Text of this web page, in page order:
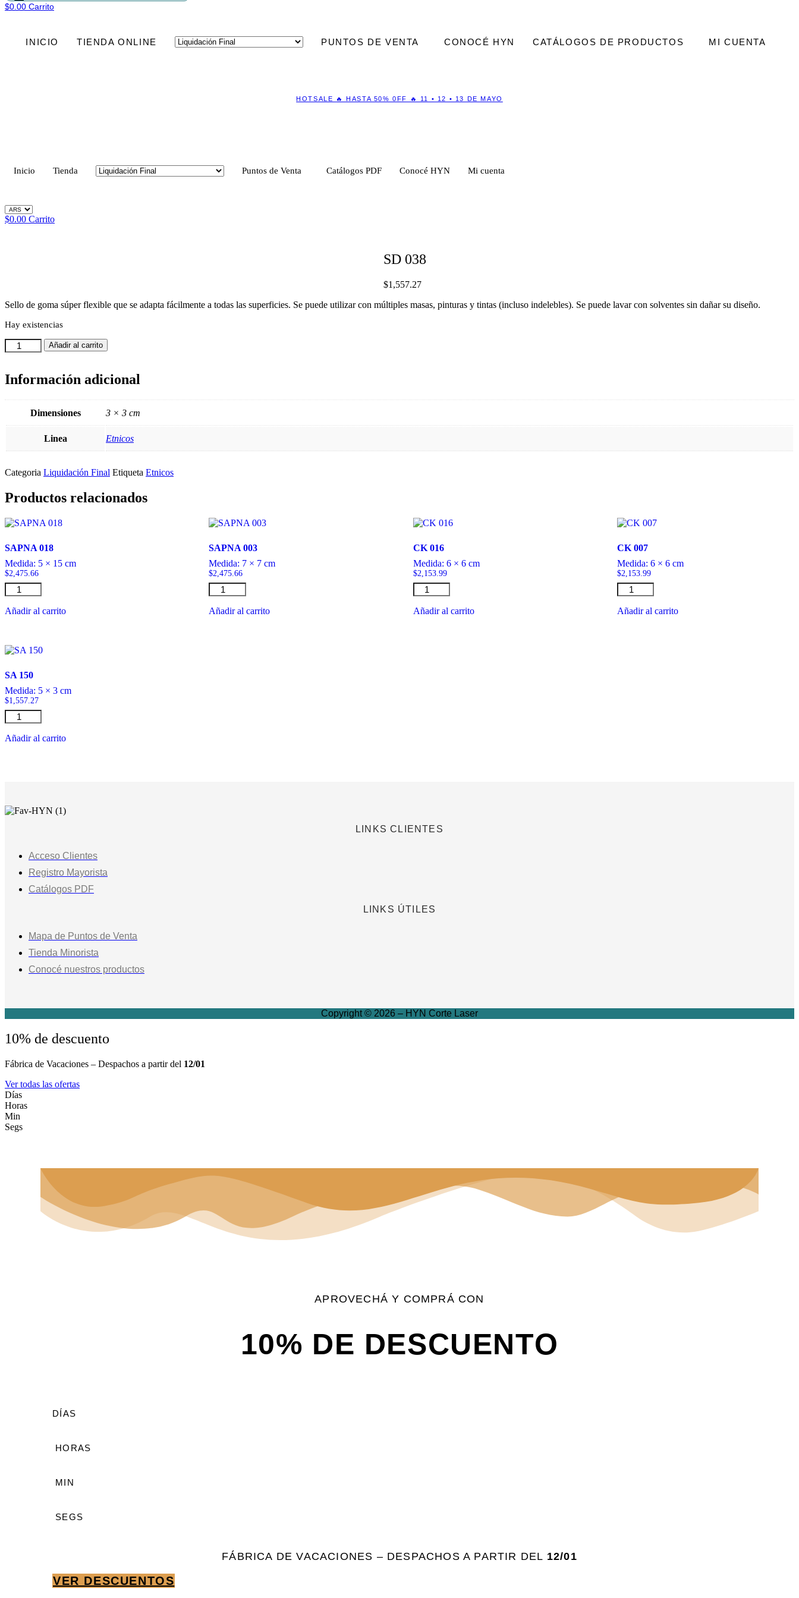
$0.00 Carrito
INICIO TIENDA ONLINE PUNTOS DE VENTA CONOCÉ HYN CATÁLOGOS DE PRODUCTOS MI CUENTA
HOTSALE 🔥 HASTA 50% 0FF 🔥 11 • 12 • 13 DE MAYO
Inicio Tienda Puntos de Venta Catálogos PDF Conocé HYN Mi cuenta
$0.00 Carrito
SD 038
$1,557.27
Sello de goma súper flexible que se adapta fácilmente a todas las superficies. Se puede utilizar con múltiples masas, pinturas y tintas (incluso indelebles). Se puede lavar con solventes sin dañar su diseño.
Hay existencias
SD
038
Añadir al carrito
Información adicional
Dimensiones 3 × 3 cm
Linea Etnicos
Categoria Liquidación Final Etiqueta Etnicos
Productos relacionados
SAPNA 018
Medida: 5 × 15 cm
$2,475.66
SAPNA
018
cantidad
Añadir al carrito
SAPNA 003
Medida: 7 × 7 cm
$2,475.66
SAPNA
003
cantidad
Añadir al carrito
CK 016
Medida: 6 × 6 cm
$2,153.99
CK
016
cantidad
Añadir al carrito
CK 007
Medida: 6 × 6 cm
$2,153.99
CK
007
cantidad
Añadir al carrito
SA 150
Medida: 5 × 3 cm
$1,557.27
SA
150
cantidad
Añadir al carrito
LINKS CLIENTES
Acceso Clientes
Registro Mayorista
Catálogos PDF
LINKS ÚTILES
Mapa de Puntos de Venta
Tienda Minorista
Conocé nuestros productos
Copyright © 2026 – HYN Corte Laser
10% de descuento
Fábrica de Vacaciones – Despachos a partir del 12/01
Ver todas las ofertas
Días
Horas
Min
Segs
APROVECHÁ Y COMPRÁ CON
10% DE DESCUENTO
DÍAS
HORAS
MIN
SEGS
FÁBRICA DE VACACIONES – DESPACHOS A PARTIR DEL 12/01
VER DESCUENTOS